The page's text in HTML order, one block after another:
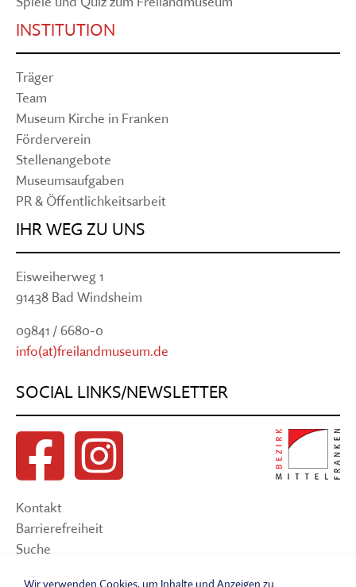
INSTITUTION
Träger
Team
Museum Kirche in Franken
Förderverein
Stellenangebote
Museumsaufgaben
PR & Öffentlichkeitsarbeit
IHR WEG ZU UNS
Eisweiherweg 1
91438 Bad Windsheim
09841 / 6680-0
info(at)freilandmuseum.de
SOCIAL LINKS/NEWSLETTER
Kontakt
Barrierefreiheit
Suche
Wir verwenden Cookies, um Inhalte und Anzeigen zu